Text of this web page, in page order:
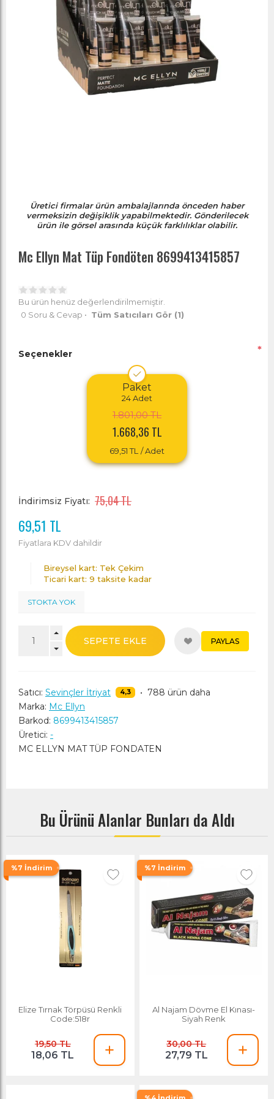
Üretici firmalar ürün ambalajlarında önceden haber
vermeksizin değişiklik yapabilmektedir. Gönderilecek
ürün ile görsel arasında küçük farklılıklar olabilir.
Mc Ellyn Mat Tüp Fondöten 8699413415857
Bu ürün henüz değerlendirilmemiştir.
0 Soru & Cevap • Tüm Satıcıları Gör (1)
Seçenekler *
Paket
24Adet
1.801,00 TL
1.668,36 TL
69,51 TL / Adet
İndirimsiz Fiyatı: 75,04 TL
69,51 TL
Fiyatlara KDV dahildir
Bireysel kart: Tek Çekim
Ticari kart: 9 taksite kadar
STOKTA YOK
SEPETE EKLE PAYLAS
Satıcı: Sevinçler İtriyat 4,3 • 788 ürün daha
Marka: Mc Ellyn
Barkod: 8699413415857
Üretici: -
MC ELLYN MAT TÜP FONDATEN
Bu Ürünü Alanlar Bunları da Aldı
%7 İndirim
Elize Tırnak Törpüsü Renkli
Code:518r
19,50 TL
18,06 TL
%7 İndirim
Al Najam Dövme El Kınası-
Siyah Renk
30,00 TL
27,79 TL